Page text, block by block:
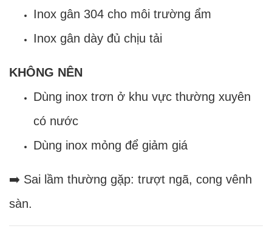
Inox gân 304 cho môi trường ẩm
Inox gân dày đủ chịu tải
KHÔNG NÊN
Dùng inox trơn ở khu vực thường xuyên
có nước
Dùng inox mỏng để giảm giá
➡️ Sai lầm thường gặp: trượt ngã, cong vênh
sàn.